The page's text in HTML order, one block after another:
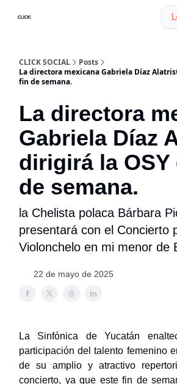
CLICK SOCIAL
Posts
La directora mexicana Gabriela Díaz
fin de semana.
La directora
Gabriela Díaz
dirigirá la OSY
de semana.
la Chelista polaca Bárbara
presentará con el Concierto
Violonchelo en mi menor de
22 de mayo de 2025
La Sinfónica de Yucatán
participación del talento femenino
de su amplio y atractivo
concierto, ya que este fin de